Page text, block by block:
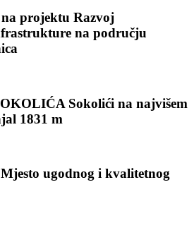
projektu Razvoj
na području
Sokolići na najvišem
1831 m
ugodnog i kvalitetnog